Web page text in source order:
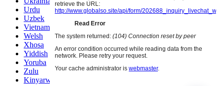
Urdu
Uzbek
Vietnamese
Welsh
Xhosa
Yiddish
Yoruba
Zulu
Kinyarwanda